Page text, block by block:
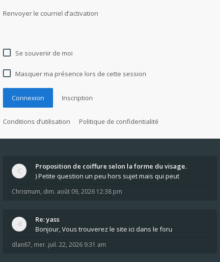
Renvoyer le courriel d’activation
Se souvenir de moi
Masquer ma présence lors de cette session
Connexion Inscription
Conditions d’utilisation Politique de confidentialité
Proposition de coiffure selon la forme du visage.
) Petite question un peu hors sujet mais qui peut
Chrismum, dim. août 09, 2026 12:38 pm
Re: yass
Bonjour, Vous trouverez le site ici dans le foru
dlan67, mer. juil. 22, 2026 9:31 am